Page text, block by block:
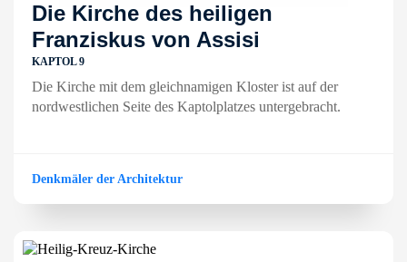
Die Kirche des heiligen
Franziskus von Assisi
KAPTOL 9
Die Kirche mit dem gleichnamigen Kloster ist auf der
nordwestlichen Seite des Kaptolplatzes untergebracht.
Denkmäler der Architektur